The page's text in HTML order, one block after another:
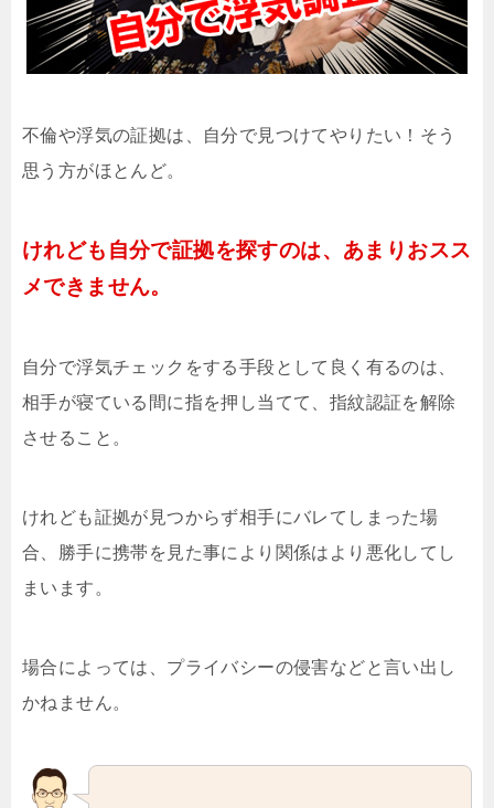
不倫や浮気の証拠は、自分で見つけてやりたい！そう
思う方がほとんど。
けれども自分で証拠を探すのは、あまりおスス
メできません。
自分で浮気チェックをする手段として良く有るのは、
相手が寝ている間に指を押し当てて、指紋認証を解除
させること。
けれども証拠が見つからず相手にバレてしまった場
合、勝手に携帯を見た事により関係はより悪化してし
まいます。
場合によっては、プライバシーの侵害などと言い出し
かねません。